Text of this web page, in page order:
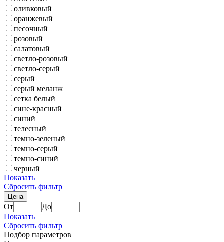
оливковый
оранжевый
песочный
розовый
салатовый
светло-розовый
светло-серый
серый
серый меланж
сетка белый
сине-красный
синий
телесный
темно-зеленый
темно-серый
темно-синий
черный
Показать
Сбросить фильтр
Цена
От
До
Показать
Сбросить фильтр
Подбор параметров